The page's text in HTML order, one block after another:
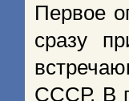
Первое
сразу
СССР. В